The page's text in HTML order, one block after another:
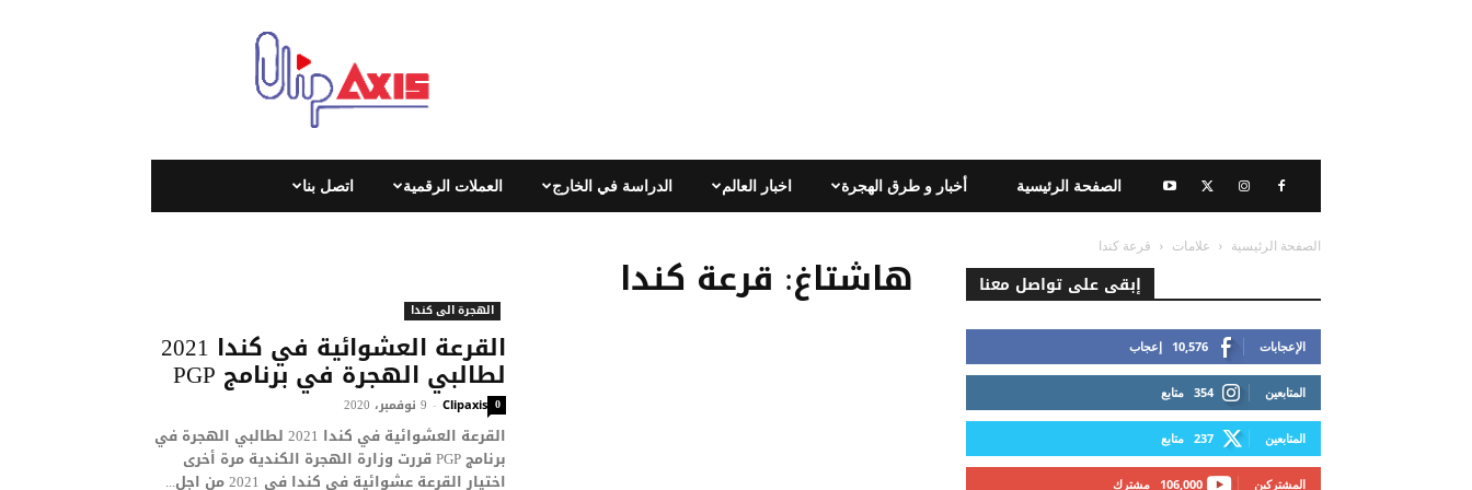
|
اتصل بنا
العملات الرقمية الدراسة في الخارج اخبار العالم أخبار و طرق الهجرة الصفحة الرئيسية
الصفحة الرئيسية علامات قرعة كندا
هاشتاغ: قرعة كندا
الهجرة الى كندا
القرعة العشوائية في كندا 2021
لطالبي الهجرة في برنامج PGP
Clipaxis
- 9 نوفمبر، 2020 0
القرعة العشوائية في كندا 2021 لطالبي الهجرة في
برنامج PGP قررت وزارة الهجرة الكندية مرة أخرى
اختيار القرعة عشوائية في كندا في 2021 من اجل...
إبقى على تواصل معنا
10,576 إعجاب الإعجابات
354 متابع المتابعين
237 متابع المتابعين
106,000 مشترك المشتركين